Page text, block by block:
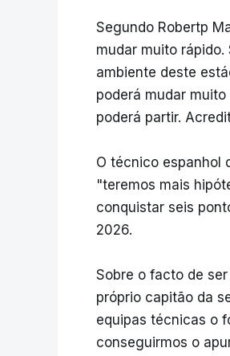
Segundo Robertp
mudar muito
ambiente deste
poderá mudar
poderá partir.
O técnico espanhol
"teremos mais
conquistar seis
2026.
Sobre o facto de
próprio capitão da
equipas técnicas o
conseguirmos o